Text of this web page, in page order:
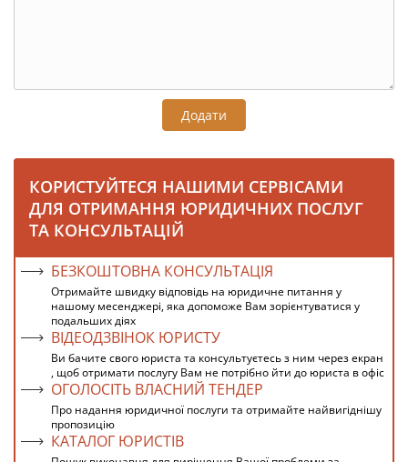
Додати
КОРИСТУЙТЕСЯ НАШИМИ СЕРВІСАМИ
ДЛЯ ОТРИМАННЯ ЮРИДИЧНИХ ПОСЛУГ
ТА КОНСУЛЬТАЦІЙ
БЕЗКОШТОВНА КОНСУЛЬТАЦІЯ
Отримайте швидку відповідь на юридичне питання у
нашому месенджері, яка допоможе Вам зорієнтуватися у
подальших діях
ВІДЕОДЗВІНОК ЮРИСТУ
Ви бачите свого юриста та консультуєтесь з ним через екран
, щоб отримати послугу Вам не потрібно йти до юриста в офіс
ОГОЛОСІТЬ ВЛАСНИЙ ТЕНДЕР
Про надання юридичної послуги та отримайте найвигіднішу
пропозицію
КАТАЛОГ ЮРИСТІВ